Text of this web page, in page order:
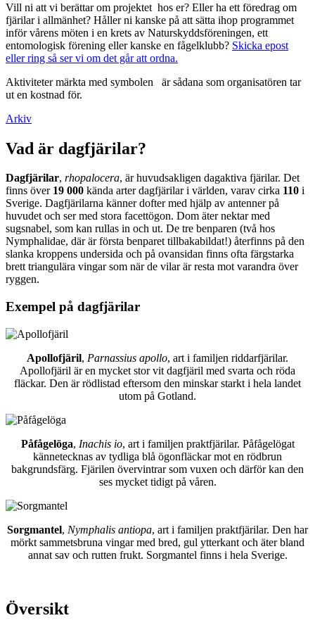
Vill ni att vi berättar om projektet hos er? Eller ha ett föredrag om
fjärilar i allmänhet? Håller ni kanske på att sätta ihop programmet
inför vårens möten i en krets av Naturskyddsföreningen, ett
entomologisk förening eller kanske en fågelklubb? Skicka epost
eller ring så ser vi om det går att ordna.
Aktiviteter märkta med symbolen
är sådana som organisatören tar
ut en kostnad för.
Arkiv
Vad är dagfjärilar?
Dagfjärilar, rhopalocera, är huvudsakligen dagaktiva fjärilar. Det
finns över 19 000 kända arter dagfjärilar i världen, varav cirka 110 i
Sverige. Dagfjärilarna känner dofter med hjälp av antenner på
huvudet och ser med stora facettögon. Dom äter nektar med
sugsnabel, som kan rullas in och ut. De tre benparen (två hos
Nymphalidae, där är första benparet tillbakabildat!) återfinns på den
slanka kroppens undersida och på ovansidan finns ofta färgstarka
brett triangulära vingar som när de vilar är resta mot varandra över
ryggen.
Exempel på dagfjärilar
Apollofjäril, Parnassius apollo, art i familjen riddarfjärilar.
Apollofjäril är en mycket stor vit dagfjäril med svarta och röda
fläckar. Den är rödlistad eftersom den minskar starkt i hela landet
utom på Gotland.
Påfågelöga, Inachis io, art i familjen praktfjärilar. Påfågelögat
kännetecknas av tydliga blå ögonfläckar mot en rödbrun
bakgrundsfärg. Fjärilen övervintrar som vuxen och därför kan den
ses mycket tidigt på våren.
Sorgmantel, Nymphalis antiopa, art i familjen praktfjärilar. Den har
mörkt sammetsbruna vingar med bred, gul ytterkant och äter bland
annat sav och rutten frukt. Sorgmantel finns i hela Sverige.
Översikt